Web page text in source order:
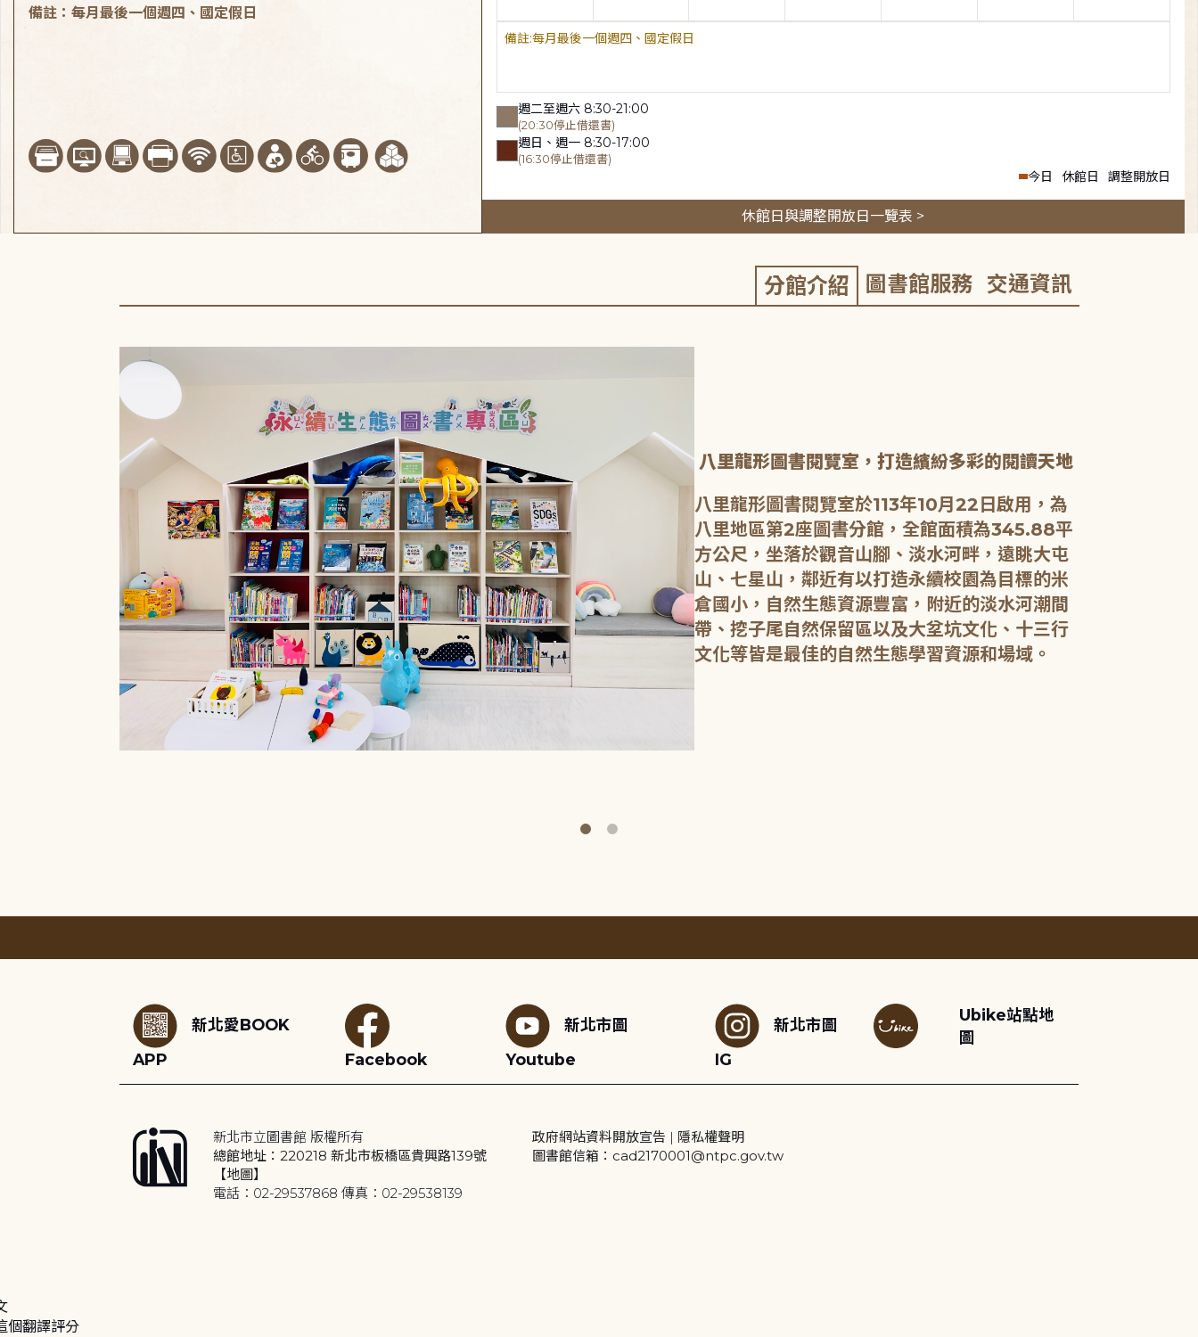
每月最後一個週四、國定假日
週二至週六 8:30-21:00
(20:30停止借還書)
週日、週一 8:30-17:00
(16:30停止借還書)
今日 休館日 調整開放日
休館日與調整開放日一覽表 >
備註：每月最後一個週四、國定假日
分館介紹 圖書館服務 交通資訊
八里龍形圖書閱覽室，打造繽紛多彩的閱讀天地
八里龍形圖書閱覽室於113年10月22日啟用，為
八里地區第2座圖書分館，全館面積為345.88平
方公尺，坐落於觀音山腳、淡水河畔，遠眺大屯
山、七星山，鄰近有以打造永續校園為目標的米
倉國小，自然生態資源豐富，附近的淡水河潮間
帶、挖子尾自然保留區以及大坌坑文化、十三行
新北愛BOOK
APP
Facebook
新北市圖
Youtube
新北市圖
IG
Ubike站點地
圖
新北市立圖書館 版權所有
總館地址：220218 新北市板橋區貴興路139號
【地圖】
電話：02-29537868 傳真：02-29538139
政府網站資料開放宣告 | 隱私權聲明
圖書館信箱：cad2170001@ntpc.gov.tw
個翻譯評分